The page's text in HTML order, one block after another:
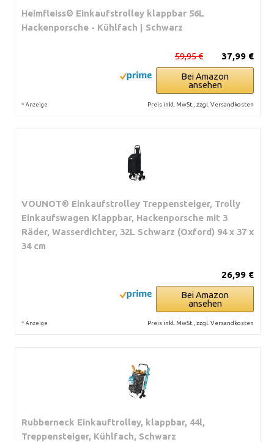
Heimfleiss® Einkaufstrolley klappbar 56L
Hackenporsche - Kühlfach | Schwarz
37,99 €
59,95 €
Bei Amazon
ansehen
* Anzeige Preis inkl. MwSt., zzgl. Versandkosten
VOUNOT® Einkaufstrolley Treppensteiger, Trolly
Einkaufswagen Klappbar, Hackenporsche mit 3
Räder, Wasserdichter, 32L Schwarz (Oxford) 94 x 37 x
34 cm
26,99 €
Bei Amazon
ansehen
* Anzeige Preis inkl. MwSt., zzgl. Versandkosten
Rubberneck Einkauftrolley, klappbar, 44l,
Treppensteiger, Kühlfach, Schwarz